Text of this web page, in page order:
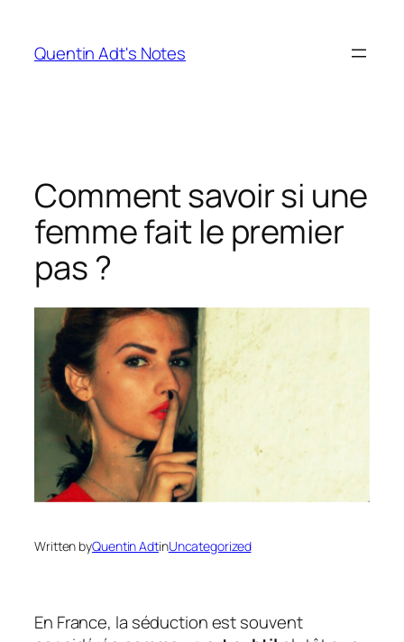
content
Quentin Adt's Notes
Comment savoir si une
femme fait le premier
pas ?
Written byQuentin AdtinUncategorized
En France, la séduction est souvent